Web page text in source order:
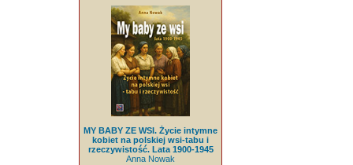
MY BABY ZE WSI. Życie intymne
kobiet na polskiej wsi-tabu i
rzeczywistość. Lata 1900-1945
Anna Nowak